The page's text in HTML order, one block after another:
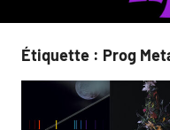
Étiquette : Prog